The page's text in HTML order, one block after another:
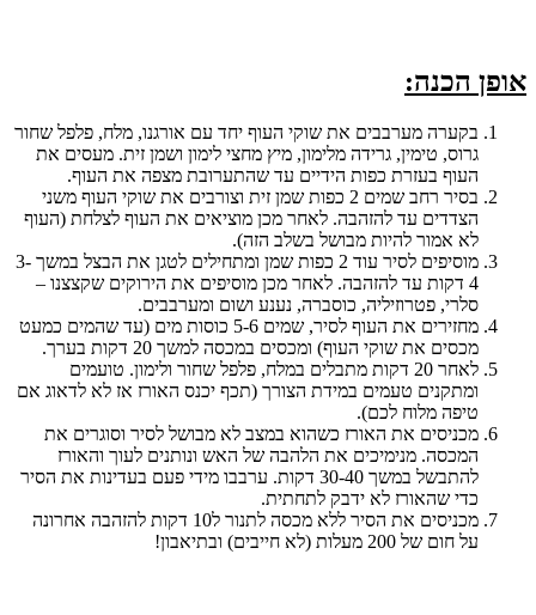
אופן הכנה:
בקערה מערבבים את שוקי העוף יחד עם אורגנו, מלח, פלפל שחור
גרוס, טימין, גרידה מלימון, מיץ מחצי לימון ושמן זית. מעסים את
העוף בעזרת כפות הידיים עד שהתערובת מצפה את העוף.
בסיר רחב שמים 2 כפות שמן זית וצורבים את שוקי העוף משני
הצדדים עד להזהבה. לאחר מכן מוציאים את העוף לצלחת (העוף
לא אמור להיות מבושל בשלב הזה).
מוסיפים לסיר עוד 2 כפות שמן ומתחילים לטגן את הבצל במשך 3-
4 דקות עד להזהבה. לאחר מכן מוסיפים את הירוקים שקצצנו –
סלרי, פטרוזיליה, כוסברה, נענע ושום ומערבבים.
מחזירים את העוף לסיר, שמים 5-6 כוסות מים (עד שהמים כמעט
מכסים את שוקי העוף) ומכסים במכסה למשך 20 דקות בערך.
לאחר 20 דקות מתבלים במלח, פלפל שחור ולימון. טועמים
ומתקנים טעמים במידת הצורך (תכף יכנס האורז אז לא לדאוג אם
טיפה מלוח לכם).
מכניסים את האורז כשהוא במצב לא מבושל לסיר וסוגרים את
המכסה. מנימיכים את הלהבה של האש ונותנים לעוך והאורז
להתבשל במשך 30-40 דקות. ערבבו מידי פעם בעדינות את הסיר
כדי שהאורז לא ידבק לתחתית.
מכניסים את הסיר ללא מכסה לתנור ל10 דקות להזהבה אחרונה
על חום של 200 מעלות (לא חייבים) ובתיאבון!